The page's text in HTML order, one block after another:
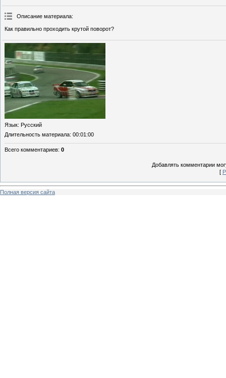
Описание материала:
Как правильно проходить крутой поворот?
Язык: Русский
Длительность материала: 00:01:00
Всего комментариев: 0
Добавлять комментарии
[
Полная версия сайта